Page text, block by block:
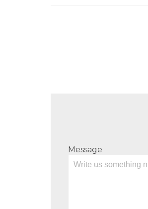
Message